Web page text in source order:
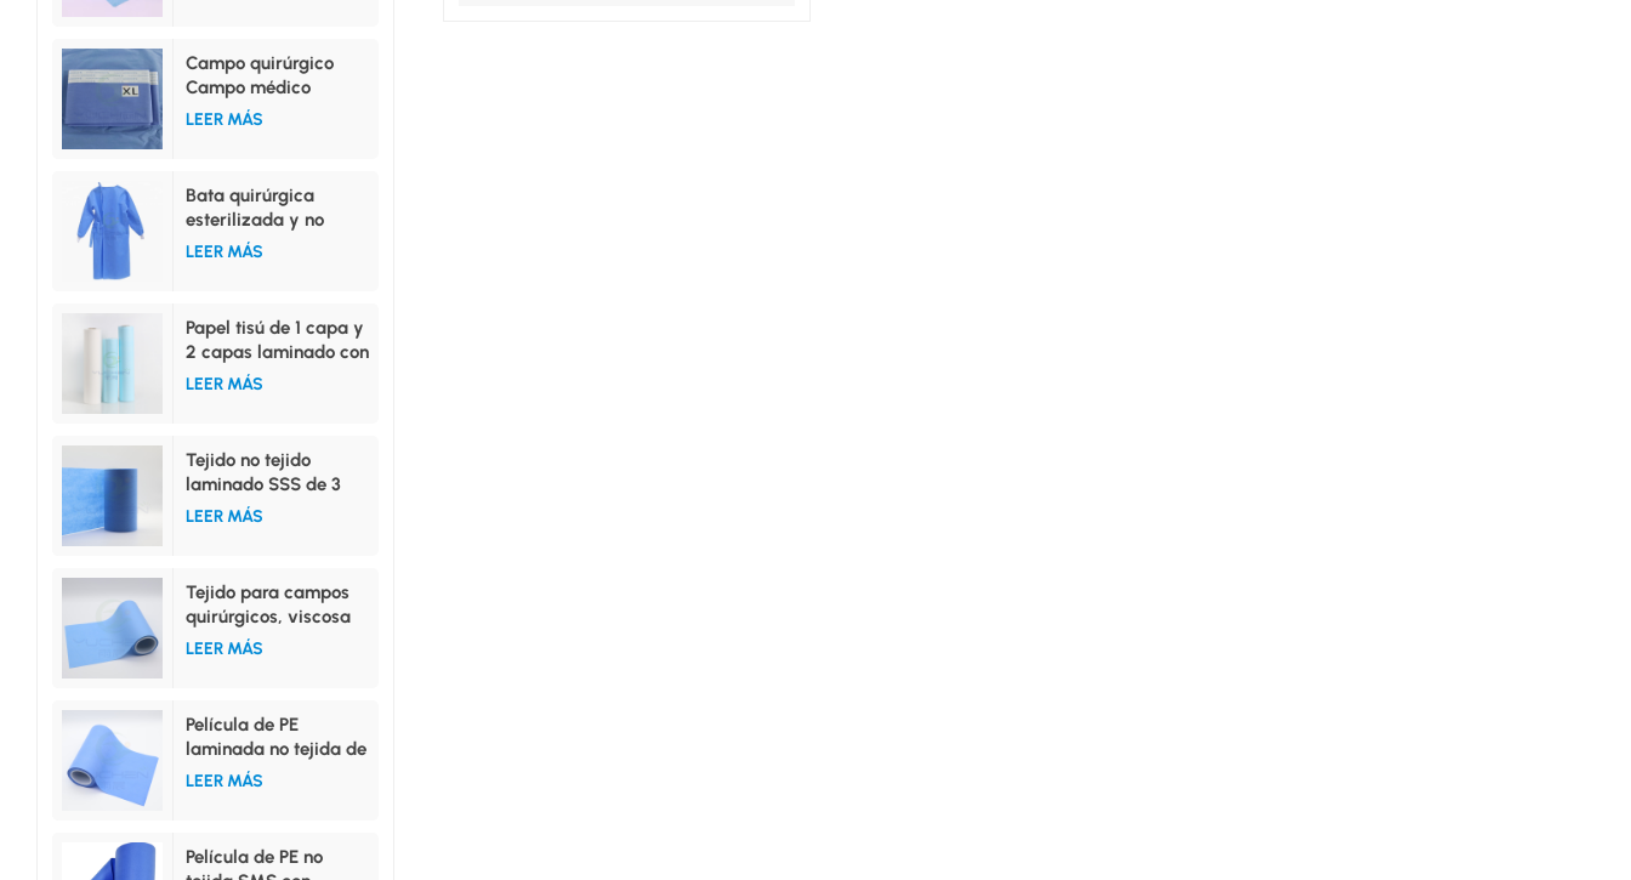
Campo quirúrgico
Campo médico
Campo superior
LEER MÁS
Bata quirúrgica
esterilizada y no
esterilizada, tallas
LEER MÁS
Papel tisú de 1 capa y
2 capas laminado con
película de PE.
LEER MÁS
Tejido no tejido
laminado SSS de 3
capas de alta
LEER MÁS
Tejido para campos
quirúrgicos, viscosa
hidrofílica no tejida,
LEER MÁS
Película de PE
laminada no tejida de
PP hidrófilo o PP
LEER MÁS
Película de PE no